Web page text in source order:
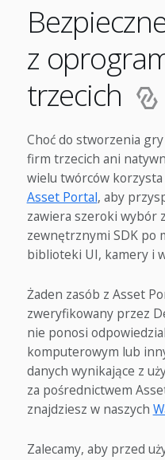
z
trzecich
Choć do stworzenia
firm trzecich ani
wielu twórców
Asset Portal, aby
zawiera szeroki wybór
zewnętrznymi SDK po
biblioteki UI, kamery i
Żaden zasób z Asset
zweryfikowany przez
nie ponosi
komputerowym lub
danych wynikające z
za pośrednictwem
znajdziesz w naszych
Zalecamy, aby przed